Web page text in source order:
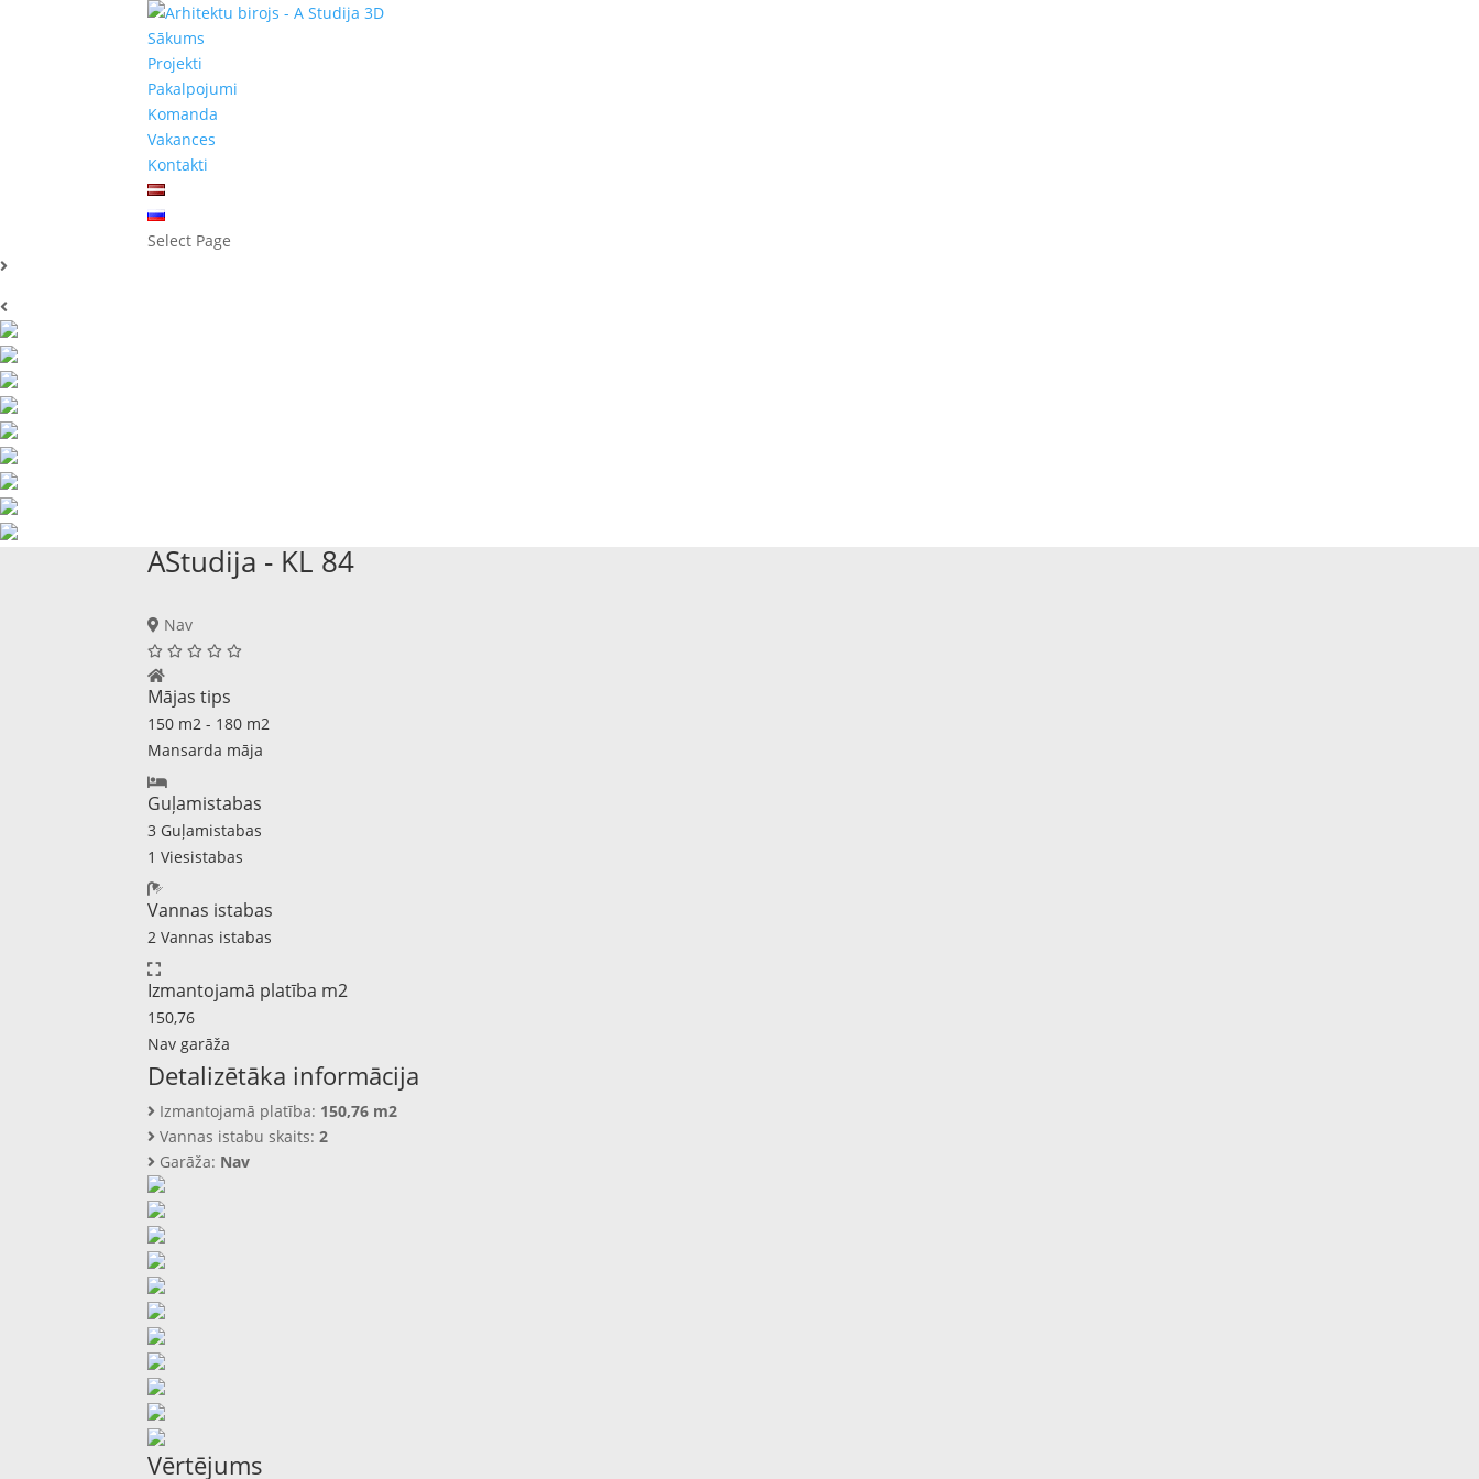
Sākums
Projekti
Pakalpojumi
Komanda
Vakances
Kontakti
Select Page
AStudija - KL 84
Nav
Mājas tips
150 m2 - 180 m2
Mansarda māja
Guļamistabas
3 Guļamistabas
1 Viesistabas
Vannas istabas
2 Vannas istabas
Izmantojamā platība m2
150,76‬
Nav garāža
Detalizētāka informācija
Izmantojamā platība: 150,76‬ m2
Vannas istabu skaits:2
Garāža: Nav
Vērtējums